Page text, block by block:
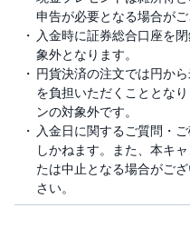
申告が必要となる場合がご
入金時に証券総合口座を
象外となります。
円貨決済の注文では円か
を負担いただくこととな
ンの対象外です。
入金日に関するご質問・
しかねます。また、本キ
たは中止となる場合がご
さい。